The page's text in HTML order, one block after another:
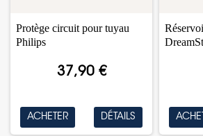
37,90 €
Protège circuit pour tuyau
Philips
ACHETER DÉTAILS